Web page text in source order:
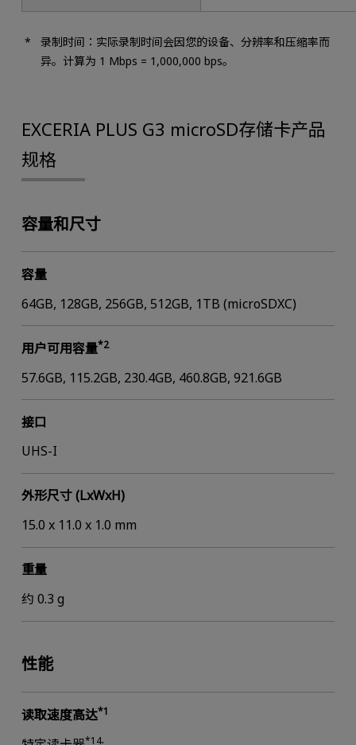
录制时间：实际录制时间会因您的设备、分辨率和压缩率而
异。计算为 1 Mbps = 1,000,000 bps。
EXCERIA PLUS G3 microSD存储卡产品
规格
容量和尺寸
容量
64GB, 128GB, 256GB, 512GB, 1TB (microSDXC)
用户可用容量*2
57.6GB, 115.2GB, 230.4GB, 460.8GB, 921.6GB
接口
UHS-I
外形尺寸 (LxWxH)
15.0 x 11.0 x 1.0 mm
重量
约 0.3 g
性能
读取速度高达*1
*14